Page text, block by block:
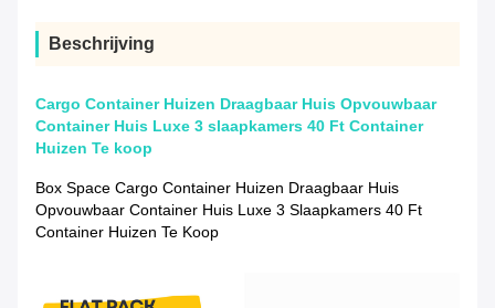
Beschrijving
Cargo Container Huizen Draagbaar Huis Opvouwbaar
Container Huis Luxe 3 slaapkamers 40 Ft Container
Huizen Te koop
Box Space Cargo Container Huizen Draagbaar Huis
Opvouwbaar Container Huis Luxe 3 Slaapkamers 40 Ft
Container Huizen Te Koop